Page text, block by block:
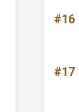
#16
#17